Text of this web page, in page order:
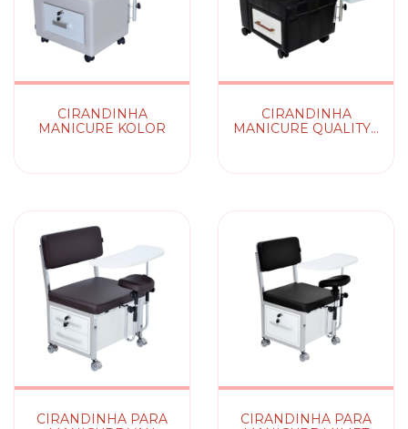
CIRANDINHA
MANICURE KOLOR
CIRANDINHA
MANICURE QUALITY -
CIRANDINHA PARA
CIRANDINHA PARA